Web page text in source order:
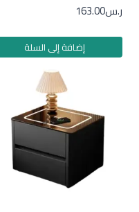
ر.س163.00
إضافة إلى السلة